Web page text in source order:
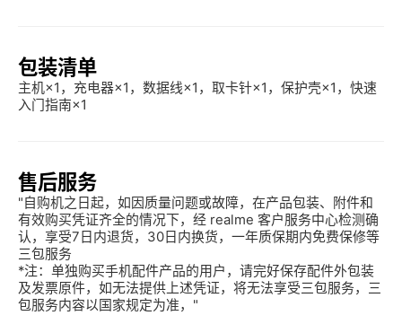
包装清单
主机×1，充电器×1，数据线×1，取卡针×1，保护壳×1，快速
入门指南×1
售后服务
"自购机之日起，如因质量问题或故障，在产品包装、附件和
有效购买凭证齐全的情况下，经 realme 客户服务中心检测确
认，享受7日内退货，30日内换货，一年质保期内免费保修等
三包服务
*注：单独购买手机配件产品的用户，请完好保存配件外包装
及发票原件，如无法提供上述凭证，将无法享受三包服务，三